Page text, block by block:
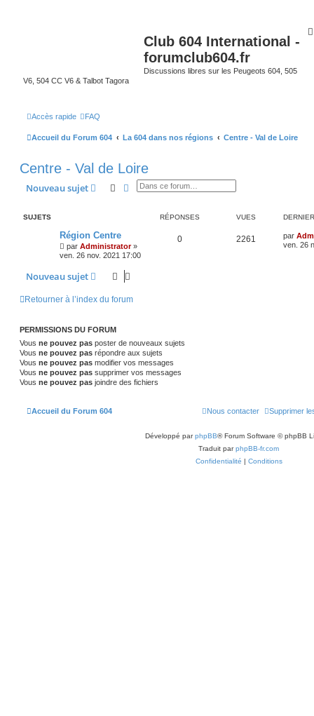
Club 604 International -
forumclub604.fr
Discussions libres sur les Peugeots 604, 505
V6, 504 CC V6 & Talbot Tagora
Accès rapide FAQ
Accueil du Forum 604 La 604 dans nos régions Centre - Val de Loire
Centre - Val de Loire
Nouveau sujet Rechercher
Recherche avancée
SUJETS RÉPONSES VUES
Région Centre
par Administrator»
ven. 26 nov. 2021 17:00
0 2261 par
ven. 26
Nouveau sujet
Retourner à l’index du forum
PERMISSIONS DU FORUM
Vous ne pouvez pas poster de nouveaux sujets
Vous ne pouvez pas répondre aux sujets
Vous ne pouvez pas modifier vos messages
Vous ne pouvez pas supprimer vos messages
Vous ne pouvez pas joindre des fichiers
Accueil du Forum 604 Supprimer
Nous contacter
Développé parphpBB® Forum Software © phpBB
Traduit parphpBB-fr.com
Confidentialité | Conditions